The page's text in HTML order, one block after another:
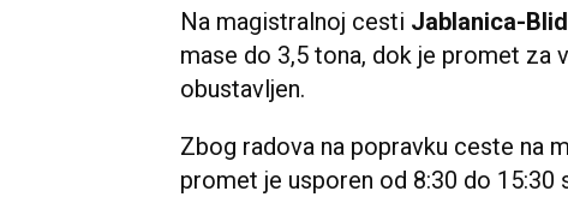
Na magistralnoj cesti Jablanica-
mase do 3,5 tona, dok je promet za
obustavljen.
Zbog radova na popravku ceste na
promet je usporen od 8:30 do 15:30